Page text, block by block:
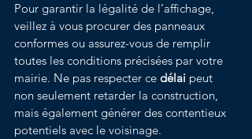
Pour garantir la légalité de l’affichage,
veillez à vous procurer des panneaux
conformes ou assurez-vous de remplir
toutes les conditions précisées par votre
mairie. Ne pas respecter ce délai peut
non seulement retarder la construction,
mais également générer des contentieux
potentiels avec le voisinage.